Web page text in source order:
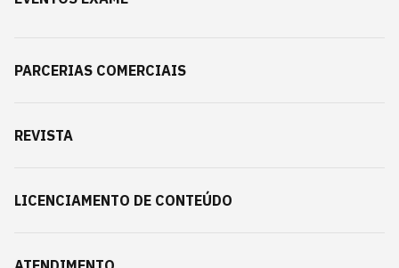
PARCERIAS COMERCIAIS
REVISTA
LICENCIAMENTO DE CONTEÚDO